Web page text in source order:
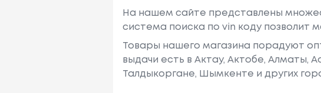
На нашем сайте представлены
система поиска по vin коду позволит
Товары нашего магазина порадуют
выдачи есть в Актау, Актобе, Алматы,
Талдыкоргане, Шымкенте и других